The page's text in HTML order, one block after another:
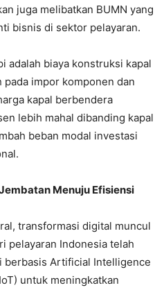
juga melibatkan BUMN yang
bisnis di sektor pelayaran.
adalah biaya konstruksi kapal
impor komponen dan
kapal berbendera
lebih mahal dibanding kapal
beban modal investasi
Menuju Efisiensi
transformasi digital muncul
pelayaran Indonesia telah
berbasis Artificial Intelligence
untuk meningkatkan